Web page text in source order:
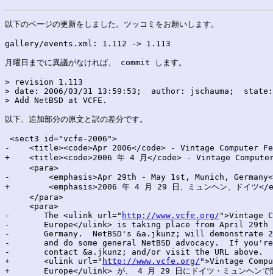
以下のページの更新をしました。ツッコミをお願いします。
gallery/events.xml: 1.112 -> 1.113
月曜日までに異議がなければ、 commit します。
> revision 1.113
> date: 2006/03/31 13:59:53;  author: jschauma;
> Add NetBSD at VCFE.
以下、追加部分の原文と訳の差分です。
<sect3 id="vcfe-2006">
-    <title><code>Apr 2006</code> - Vintage Computer
+    <title><code>2006 年 4 月</code> - Vintage
     <para>
-        <emphasis>Apr 29th - May 1st, Munich,
+        <emphasis>2006 年 4 月 29 日、ミュンヘン、ドイツ</
     </para>
     <para>
-	The <ulink url=" http://www.vcfe.org/ ">Vintage
-	Europe</ulink> is taking place from April 29th to May 1st in Munich,
-	Germany.  NetBSD's &a.jkunz; will demonstrate 2.11BSD on a PDP-11/73
-	and do some general NetBSD advocacy.  If you're interested, please
-	contact &a.jkunz; and/or visit the URL above.
+	<ulink url=" http://www.vcfe.org/ ">Vintage
+	Europe</ulink> が、 4 月 29 日にドイツ・ミュンヘンで開催されます。